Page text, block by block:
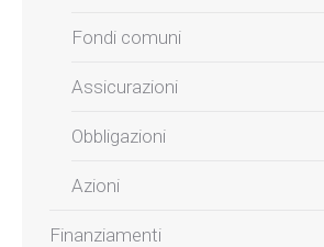
Fondi comuni
Assicurazioni
Obbligazioni
Azioni
Finanziamenti